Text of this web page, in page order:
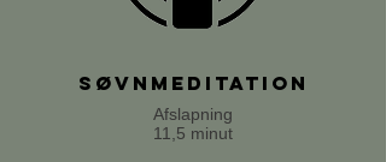
Søvnmeditation
Afslapning
11,5 minut